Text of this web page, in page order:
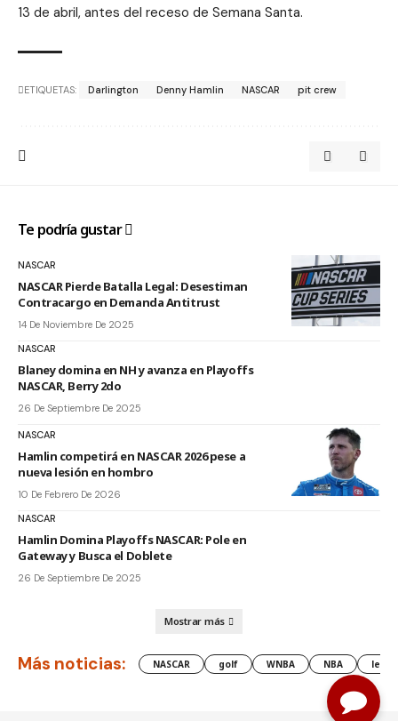
13 de abril, antes del receso de Semana Santa.
ETIQUETAS: Darlington Denny Hamlin NASCAR pit crew
Te podría gustar
NASCAR
NASCAR Pierde Batalla Legal: Desestiman
Contracargo en Demanda Antitrust
14 De Noviembre De 2025
NASCAR
Blaney domina en NH y avanza en Playoffs
NASCAR, Berry 2do
26 De Septiembre De 2025
NASCAR
Hamlin competirá en NASCAR 2026 pese a
nueva lesión en hombro
10 De Febrero De 2026
NASCAR
Hamlin Domina Playoffs NASCAR: Pole en
Gateway y Busca el Doblete
26 De Septiembre De 2025
Mostrar más
Más noticias: NASCAR golf WNBA NBA